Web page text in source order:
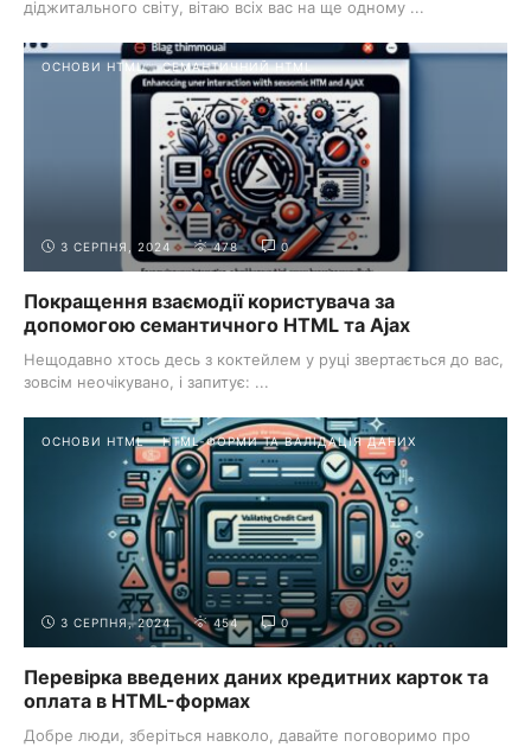
діджитального світу, вітаю всіх вас на ще одному ...
ОСНОВИ HTML СЕМАНТИЧНИЙ HTML
3 СЕРПНЯ, 2024 478 0
Покращення взаємодії користувача за
допомогою семантичного HTML та Ajax
Нещодавно хтось десь з коктейлем у руці звертається до вас,
зовсім неочікувано, і запитує: ...
ОСНОВИ HTML HTML-ФОРМИ ТА ВАЛІДАЦІЯ ДАНИХ
3 СЕРПНЯ, 2024 454 0
Перевірка введених даних кредитних карток та
оплата в HTML-формах
Добре люди, зберіться навколо, давайте поговоримо про